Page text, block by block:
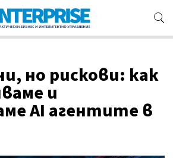
но рискови: как
и
AI агентите в